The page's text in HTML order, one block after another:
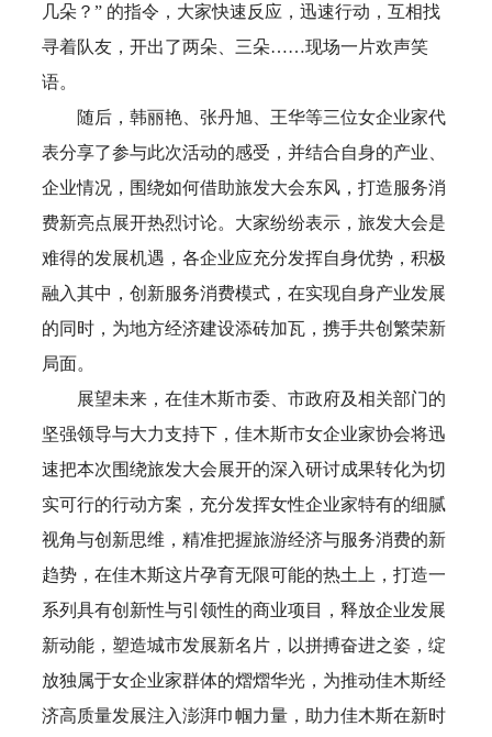
几朵？” 的指令，大家快速反应，迅速行动，互相找
寻着队友，开出了两朵、三朵……现场一片欢声笑
语。
随后，韩丽艳、张丹旭、王华等三位女企业家代
表分享了参与此次活动的感受，并结合自身的产业、
企业情况，围绕如何借助旅发大会东风，打造服务消
费新亮点展开热烈讨论。大家纷纷表示，旅发大会是
难得的发展机遇，各企业应充分发挥自身优势，积极
融入其中，创新服务消费模式，在实现自身产业发展
的同时，为地方经济建设添砖加瓦，携手共创繁荣新
局面。
展望未来，在佳木斯市委、市政府及相关部门的
坚强领导与大力支持下，佳木斯市女企业家协会将迅
速把本次围绕旅发大会展开的深入研讨成果转化为切
实可行的行动方案，充分发挥女性企业家特有的细腻
视角与创新思维，精准把握旅游经济与服务消费的新
趋势，在佳木斯这片孕育无限可能的热土上，打造一
系列具有创新性与引领性的商业项目，释放企业发展
新动能，塑造城市发展新名片，以拼搏奋进之姿，绽
放独属于女企业家群体的熠熠华光，为推动佳木斯经
济高质量发展注入澎湃巾帼力量，助力佳木斯在新时